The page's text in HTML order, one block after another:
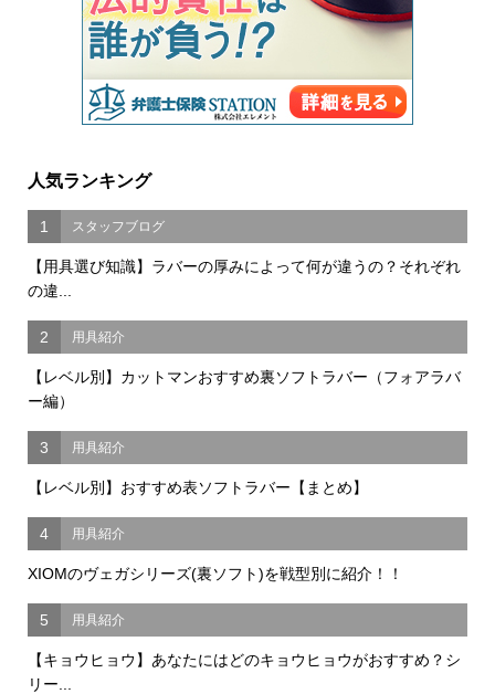
人気ランキング
1 スタッフブログ
【用具選び知識】ラバーの厚みによって何が違うの？それぞれ
の違...
2 用具紹介
【レベル別】カットマンおすすめ裏ソフトラバー（フォアラバ
ー編）
3 用具紹介
【レベル別】おすすめ表ソフトラバー【まとめ】
4 用具紹介
XIOMのヴェガシリーズ(裏ソフト)を戦型別に紹介！！
5 用具紹介
【キョウヒョウ】あなたにはどのキョウヒョウがおすすめ？シ
リー...